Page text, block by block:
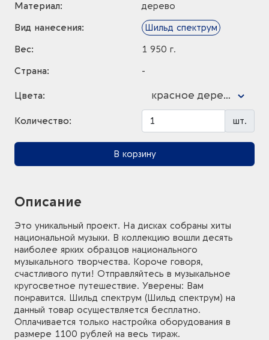
Материал:
дерево
Вид нанесения:
Шильд спектрум
Вес:
1 950 г.
Страна:
-
Цвета: красное дерево
Количество: шт.
В корзину
Описание
Это уникальный проект. На дисках собраны хиты
национальной музыки. В коллекцию вошли десять
наиболее ярких образцов национального
музыкального творчества. Короче говоря,
счастливого пути! Отправляйтесь в музыкальное
кругосветное путешествие. Уверены: Вам
понравится. Шильд спектрум (Шильд спектрум) на
данный товар осуществляется бесплатно.
Оплачивается только настройка оборудования в
размере 1100 рублей на весь тираж.